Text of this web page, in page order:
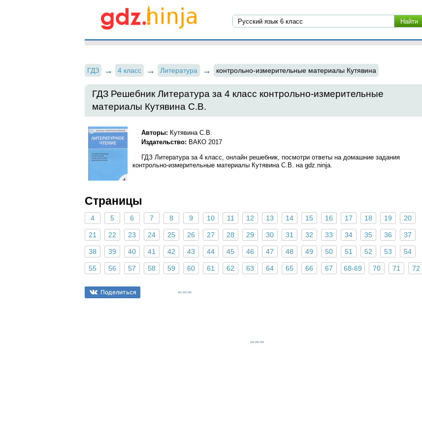
ГДЗ 4 класс Литература контрольно-измерительные материалы Кутявина
ГДЗ Решебник Литература за 4 класс контрольно-измерительные
материалы Кутявина С.В.
Авторы: Кутявина С.В.
Издательство: ВАКО 2017
ГДЗ Литература за 4 класс, онлайн решебник, посмотри ответы на домашние задания
контрольно-измерительные материалы Кутявина С.В. на gdz.ninja.
Страницы
4 5 6 7 8 9 10 11 12 13 14 15 16 17 18 19 20
21 22 23 24 25 26 27 28 29 30 31 32 33 34 35 36 37
38 39 40 41 42 43 44 45 46 47 48 49 50 51 52 53 54
55 56 57 58 59 60 61 62 63 64 65 66 67 68-69 70 71 72
Поделиться